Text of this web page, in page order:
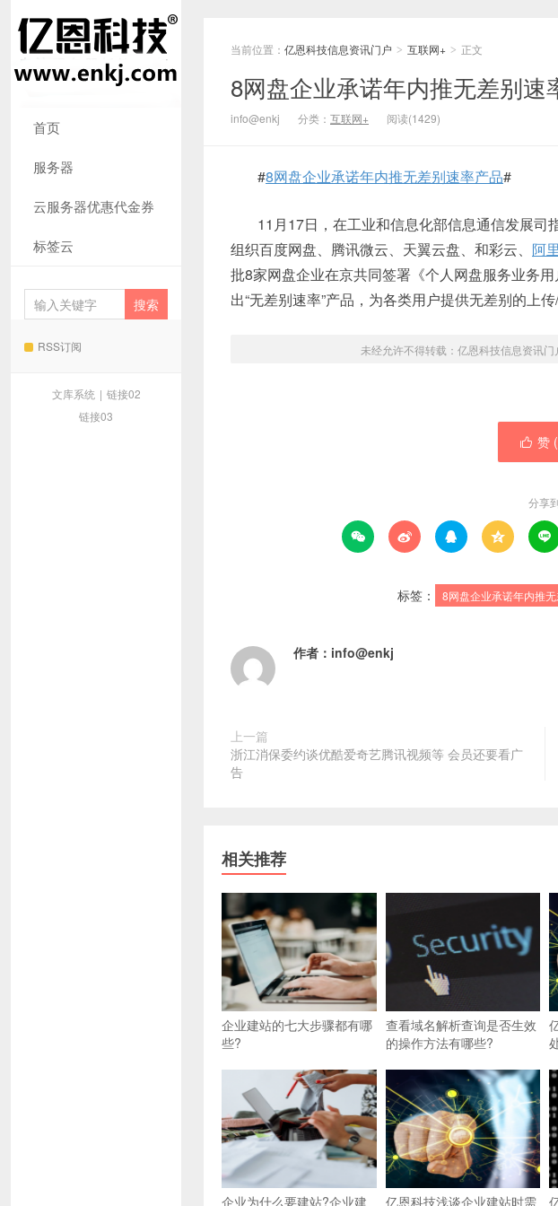
首页
服务器
云服务器优惠代金券
标签云
RSS订阅
文库系统 | 链接02
链接03
当前位置： 亿恩科技信息资讯门户 > 互联网+ > 正文
8网盘企业承诺年内推无差别速
info@enkj 分类： 互联网+ 阅读(1429)
#8网盘企业承诺年内推无差别速率产品#
11月17日，在工业和信息化部信息通信发展
组织百度网盘、腾讯微云、天翼云盘、和彩云、 阿
批8家网盘企业在京共同签署《个人网盘服务业务
出“无差别速率”产品，为各类用户提供无差别的上传
未经允许不得转载： 亿恩科技信息资讯门
 赞 (
分享
    
标签： 8网盘企业承诺年内推
作者： info@enkj
上一篇
浙江消保委约谈优酷爱奇艺腾讯视频等 会员还要看广
告
相关推荐
企业建站的七大步骤都有哪
些?
查看域名解析查询是否生效
的操作方法有哪些?
企业为什么要建站?企业建 亿恩科技浅谈企业建站时需